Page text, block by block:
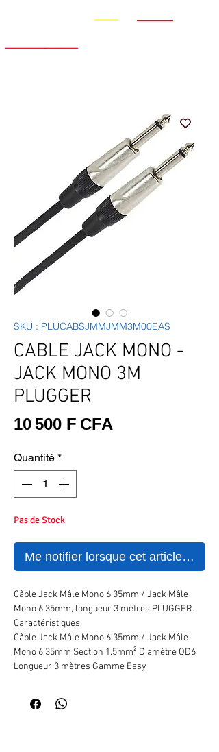
SKU : PLUCABSJMMJMM3M00EAS
CABLE JACK MONO -
JACK MONO 3M
PLUGGER
10 500 F CFA
Quantité *
Pas de Stock
Me notifier lorsque cet article est
Câble Jack Mâle Mono 6.35mm / Jack Mâle
Mono 6.35mm, longueur 3 mètres PLUGGER.
Caractéristiques
Câble Jack Mâle Mono 6.35mm / Jack Mâle
Mono 6.35mm Section 1.5mm² Diamètre OD6
Longueur 3 mètres Gamme Easy